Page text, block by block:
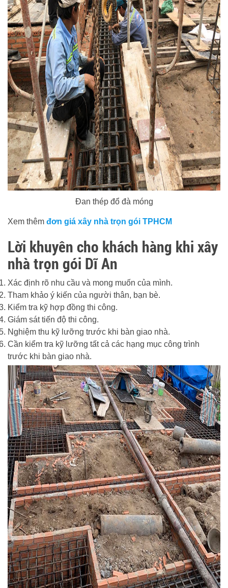
Đan thép đổ đà móng
Xem thêm đơn giá xây nhà trọn gói TPHCM
Lời khuyên cho khách hàng khi xây
nhà trọn gói Dĩ An
Xác định rõ nhu cầu và mong muốn của mình.
Tham khảo ý kiến của người thân, bạn bè.
Kiểm tra kỹ hợp đồng thi công.
Giám sát tiến độ thi công.
Nghiệm thu kỹ lưỡng trước khi bàn giao nhà.
Cần kiểm tra kỹ lưỡng tất cả các hạng mục công trình
trước khi bàn giao nhà.